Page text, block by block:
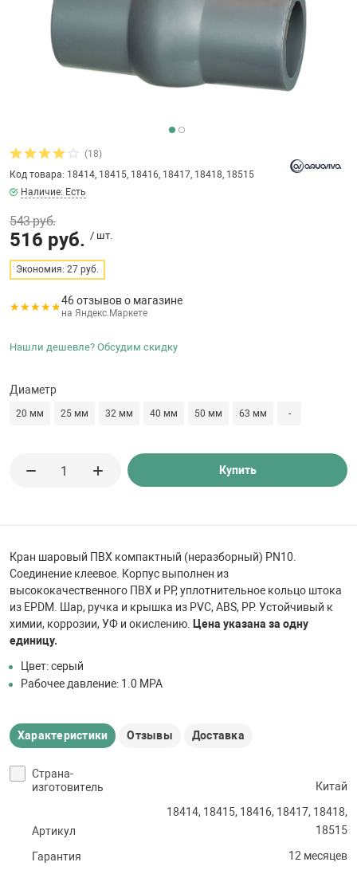
бассейнов
Запчасти,
аксессуары
Тепловые
Гейзеры
Запчасти и
для автоматизации
для дезинфекции
Запчасти,
аксессуары
Зонты и
Комплекты
Пульты
мощности
(18)
Код товара: 18414, 18415, 18416, 18417, 18418, 18515
Наличие: Есть
543 руб.
516 руб. / шт.
Экономия: 27 руб.
46 отзывов о магазине
на Яндекс.Маркете
Нашли дешевле? Обсудим скидку
Кран шаровый ПВХ компактный (неразборный) PN10.
Соединение клеевое. Корпус выполнен из
высококачественного ПВХ и PP, уплотнительное кольцо штока
из EPDM. Шар, ручка и крышка из PVC, ABS, PP. Устойчивый к
химии, коррозии, УФ и окислению. Цена указана за одну
единицу.
Цвет: серый
Рабочее давление: 1.0 МРА
Диаметр
20 мм 25 мм 32 мм 40 мм 50 мм 63 мм -
Купить
Характеристики Отзывы Доставка
Страна-
изготовитель
Китай
Артикул
18414, 18415, 18416, 18417, 18418,
18515
Гарантия
12 месяцев